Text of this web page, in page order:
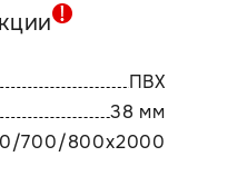
ПВХ
38 мм
700/800х2000